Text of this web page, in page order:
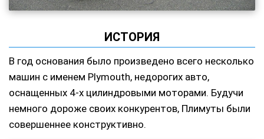
ИСТОРИЯ
В год основания было произведено всего несколько
машин с именем Plymouth, недорогих авто,
оснащенных 4-х цилиндровыми моторами. Будучи
немного дороже своих конкурентов, Плимуты были
совершеннее конструктивно.